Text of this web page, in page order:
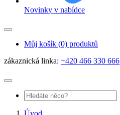
Novinky v nabídce
Můj košík (0) produktů
zákaznická linka: +420 466 330 666
Úvod